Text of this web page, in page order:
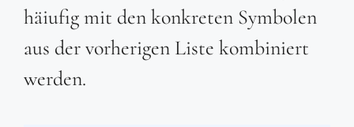
häiufig mit den konkreten Symbolen
aus der vorherigen Liste kombiniert
werden.